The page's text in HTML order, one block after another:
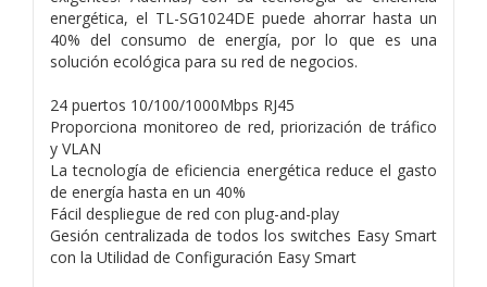
energética, el TL-SG1024DE puede ahorrar hasta un
40% del consumo de energía, por lo que es una
solución ecológica para su red de negocios.
24 puertos 10/100/1000Mbps RJ45
Proporciona monitoreo de red, priorización de tráfico
y VLAN
La tecnología de eficiencia energética reduce el gasto
de energía hasta en un 40%
Fácil despliegue de red con plug-and-play
Gesión centralizada de todos los switches Easy Smart
con la Utilidad de Configuración Easy Smart